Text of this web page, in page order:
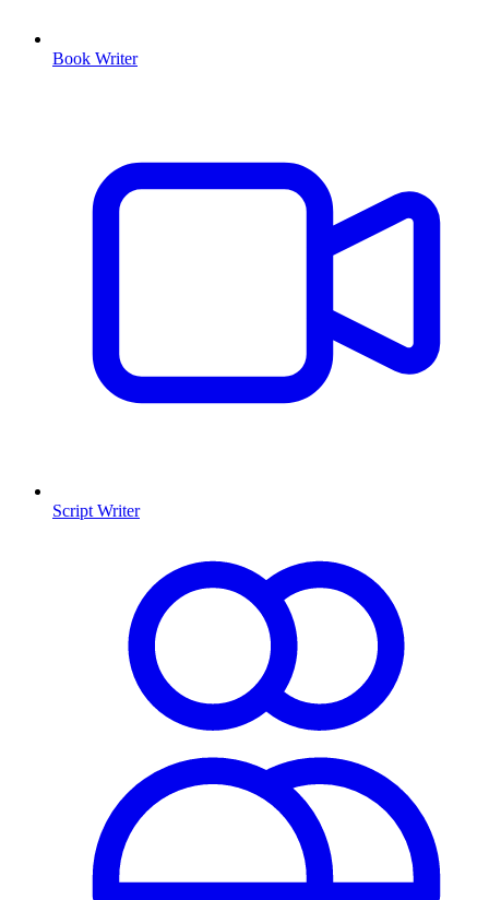
Book Writer
Script Writer